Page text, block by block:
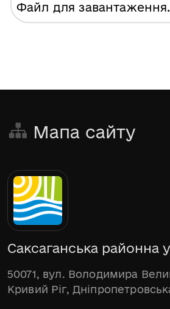
Файл для завантаження
Мапа сайту
Саксаганська районна
50071, вул. Володимира
Кривий Ріг,